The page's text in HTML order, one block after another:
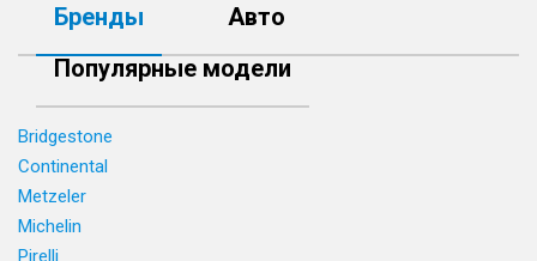
Бренды
Авто
Популярные модели
Bridgestone
Continental
Metzeler
Michelin
Pirelli